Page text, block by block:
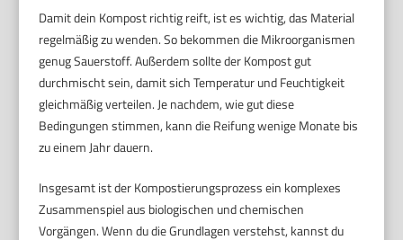
Damit dein Kompost richtig reift, ist es wichtig, das Material
regelmäßig zu wenden. So bekommen die Mikroorganismen
genug Sauerstoff. Außerdem sollte der Kompost gut
durchmischt sein, damit sich Temperatur und Feuchtigkeit
gleichmäßig verteilen. Je nachdem, wie gut diese
Bedingungen stimmen, kann die Reifung wenige Monate bis
zu einem Jahr dauern.
Insgesamt ist der Kompostierungsprozess ein komplexes
Zusammenspiel aus biologischen und chemischen
Vorgängen. Wenn du die Grundlagen verstehst, kannst du